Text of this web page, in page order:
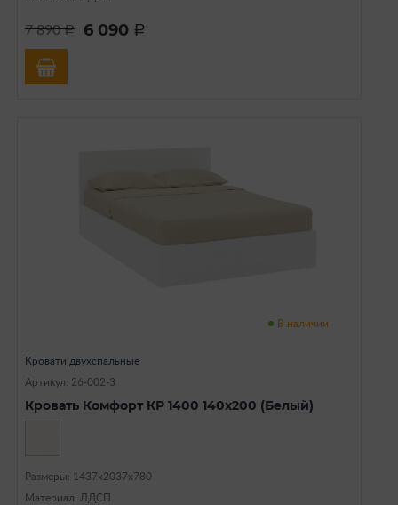
7 890a 6 090 a
В наличии
Кровати двухспальные
Артикул: 26-002-3
Кровать Комфорт КР 1400 140х200 (Белый)
Размеры: 1437х2037х780
Материал: ЛДСП